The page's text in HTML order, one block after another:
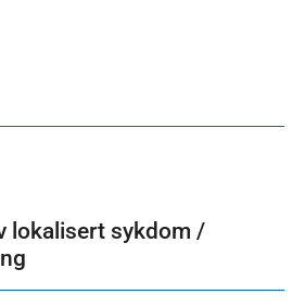
lokalisert sykdom /